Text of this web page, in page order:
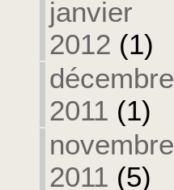
janvier
2012 (1)
décembre
2011 (1)
novembre
2011 (5)